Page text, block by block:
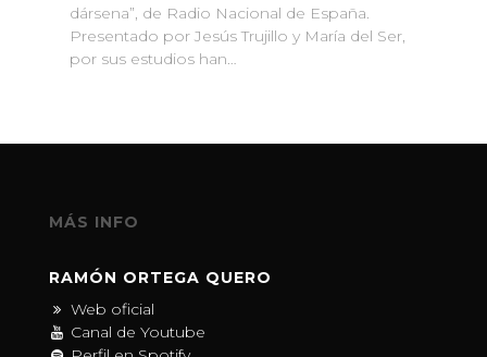
dársena”, de Radio Nacional de España.
Presentado por Jesús Trujillo y María del Ser,
por sus estudios han…
MÁS INFO
RAMÓN ORTEGA QUERO
Web oficial
Canal de Youtube